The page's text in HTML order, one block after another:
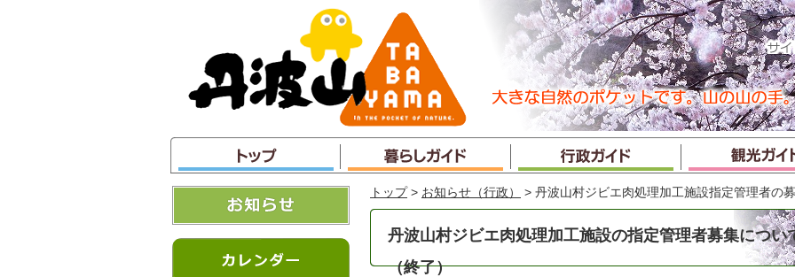
ャ
ン
プ
トップ > お知らせ（行政） > 丹波山村ジビエ肉処理加工施設指定管理者の
丹波山村ジビエ肉処理加工施設の指定管理者募集につい
（終了）